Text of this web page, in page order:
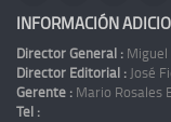
INFORMACIÓN
Director General :
Director Editorial : José
Gerente : Mario Rosales
Tel :